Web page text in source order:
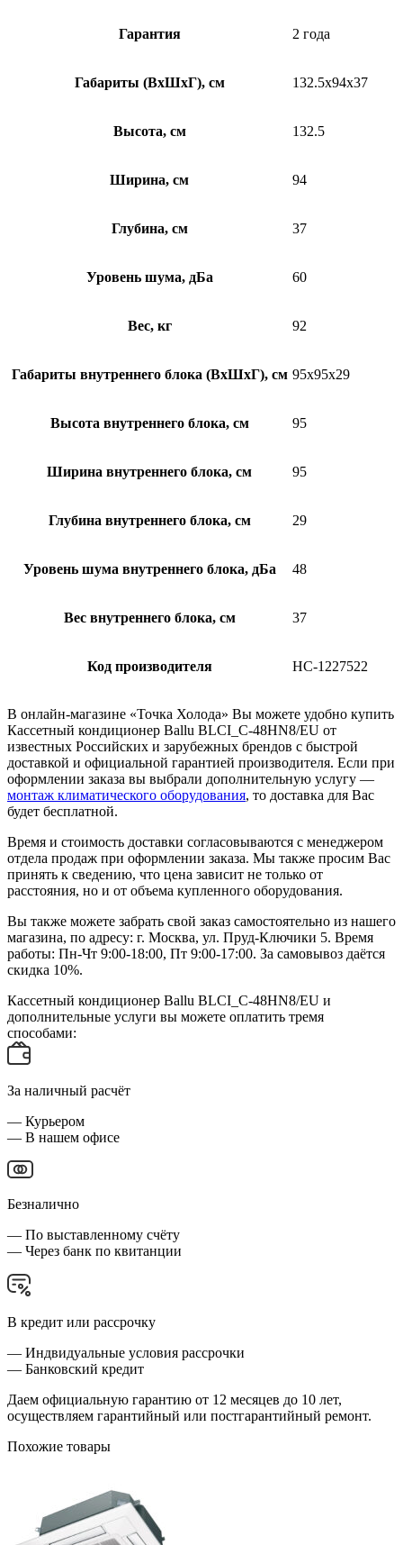
Гарантия 2 года
Габариты (ВхШхГ), см 132.5x94x37
Высота, см 132.5
Ширина, см 94
Глубина, см 37
Уровень шума, дБа 60
Вес, кг 92
Габариты внутреннего блока (ВхШхГ), см 95х95х29
Высота внутреннего блока, см 95
Ширина внутреннего блока, см 95
Глубина внутреннего блока, см 29
Уровень шума внутреннего блока, дБа 48
Вес внутреннего блока, см 37
Код производителя НС-1227522
В онлайн-магазине «Точка Холода» Вы можете удобно купить
Кассетный кондиционер Ballu BLCI_C-48HN8/EU от
известных Российских и зарубежных брендов с быстрой
доставкой и официальной гарантией производителя. Если при
оформлении заказа вы выбрали дополнительную услугу —
монтаж климатического оборудования, то доставка для Вас
будет бесплатной.
Время и стоимость доставки согласовываются с менеджером
отдела продаж при оформлении заказа. Мы также просим Вас
принять к сведению, что цена зависит не только от
расстояния, но и от объема купленного оборудования.
Вы также можете забрать свой заказ самостоятельно из нашего
магазина, по адресу: г. Москва, ул. Пруд-Ключики 5. Время
работы: Пн-Чт 9:00-18:00, Пт 9:00-17:00. За самовывоз даётся
скидка 10%.
Кассетный кондиционер Ballu BLCI_C-48HN8/EU и
дополнительные услуги вы можете оплатить тремя
способами:
За наличный расчёт
— Курьером
— В нашем офисе
Безналично
— По выставленному счёту
— Через банк по квитанции
В кредит или рассрочку
— Индвидуальные условия рассрочки
— Банковский кредит
Даем официальную гарантию от 12 месяцев до 10 лет,
осуществляем гарантийный или постгарантийный ремонт.
Похожие товары